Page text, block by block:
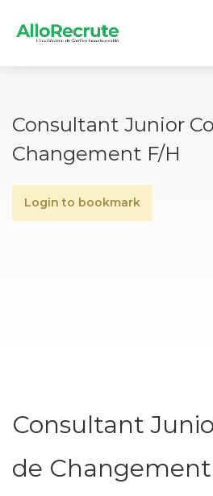
Consultant Junior
Changement F/H
Login to bookmark
Consultant
de Changement